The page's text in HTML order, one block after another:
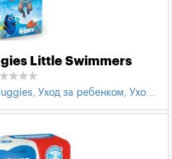
Little Swimmers
, Уход за ребенком, Уход